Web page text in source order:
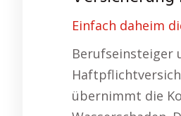
Einfach daheim
Berufseinsteiger
übernimmt die